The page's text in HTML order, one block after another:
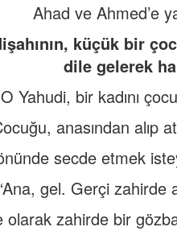
Ahad ve Ahmed’e
küçük bir
dile gelerek
O Yahudi, bir kadını
anasından alıp
secde etmek
gel. Gerçi
zahirde bir